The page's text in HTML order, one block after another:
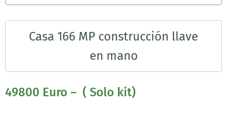
Casa 166 MP construcción llave
en mano
49800 Euro – ( Solo kit)